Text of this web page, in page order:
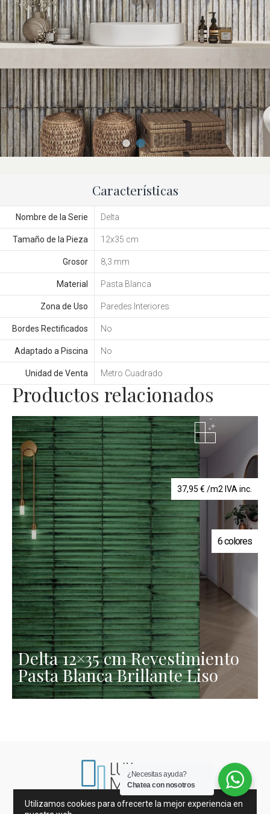
Características
Nombre de la Serie Delta
Tamaño de la Pieza 12x35 cm
Grosor 8,3 mm
Material Pasta Blanca
Zona de Uso Paredes Interiores
Bordes Rectificados No
Adaptado a Piscina No
Unidad de Venta Metro Cuadrado
Productos relacionados
37,95 € /m2 IVA inc.
6 colores
Delta 12×35 cm Revestimiento
Pasta Blanca Brillante Liso
Mármoles de España e Italia
Utilizamos cookies para ofrecerte la mejor experiencia en
¿Necesitas ayuda?
Chatea con nosotros